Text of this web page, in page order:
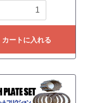
カートに入れる